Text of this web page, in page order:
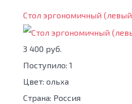
Стол эргономичный
3 400 руб.
Поступило: 1
Цвет: ольха
Страна: Россия